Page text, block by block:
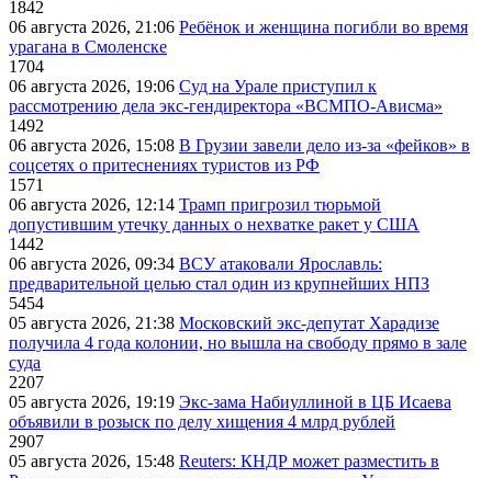
1842
06 августа 2026, 21:06 Ребёнок и женщина погибли во время
урагана в Смоленске
1704
06 августа 2026, 19:06 Суд на Урале приступил к
рассмотрению дела экс-гендиректора «ВСМПО-Ависма»
1492
06 августа 2026, 15:08 В Грузии завели дело из-за «фейков» в
соцсетях о притеснениях туристов из РФ
1571
06 августа 2026, 12:14 Трамп пригрозил тюрьмой
допустившим утечку данных о нехватке ракет у США
1442
06 августа 2026, 09:34 ВСУ атаковали Ярославль:
предварительной целью стал один из крупнейших НПЗ
5454
05 августа 2026, 21:38 Московский экс-депутат Харадизе
получила 4 года колонии, но вышла на свободу прямо в зале
суда
2207
05 августа 2026, 19:19 Экс-зама Набиуллиной в ЦБ Исаева
объявили в розыск по делу хищения 4 млрд рублей
2907
05 августа 2026, 15:48 Reuters: КНДР может разместить в